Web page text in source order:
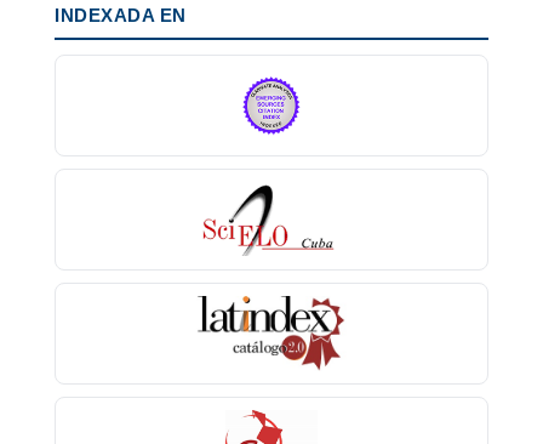
INDEXADA EN